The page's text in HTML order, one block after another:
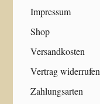
Impressum
Shop
Versandkosten
Vertrag widerrufen
Zahlungsarten